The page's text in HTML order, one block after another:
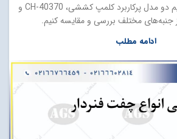
در این مطلب قصد داریم دو مدل پرکاربرد کلمپ کششی، CH-40370 و
ادامه مطلب